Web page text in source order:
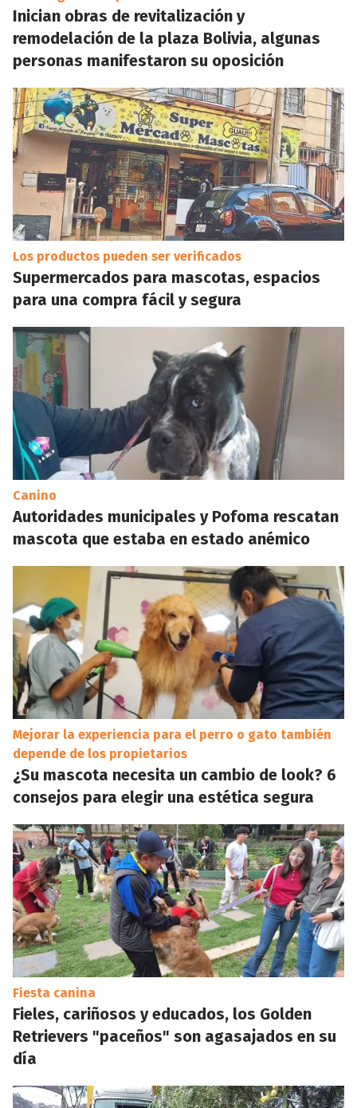
Inician obras de revitalización y
remodelación de la plaza Bolivia, algunas
personas manifestaron su oposición
Los productos pueden ser verificados
Supermercados para mascotas, espacios
para una compra fácil y segura
Canino
Autoridades municipales y Pofoma rescatan
mascota que estaba en estado anémico
Mejorar la experiencia para el perro o gato también
depende de los propietarios
¿Su mascota necesita un cambio de look? 6
consejos para elegir una estética segura
Fiesta canina
Fieles, cariñosos y educados, los Golden
Retrievers "paceños" son agasajados en su
día